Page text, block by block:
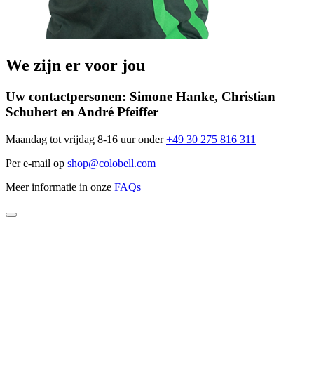
We zijn er voor jou
Uw contactpersonen: Simone Hanke, Christian
Schubert en André Pfeiffer
Maandag tot vrijdag 8-16 uur onder+49 30 275 816 311
Per e-mail op shop@colobell.com
Meer informatie in onze FAQs